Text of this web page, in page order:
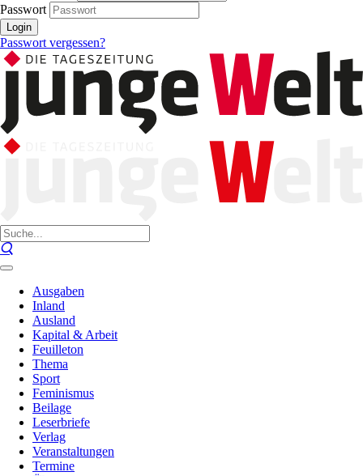
Passwort
Login
Passwort vergessen?
Ausgaben
Inland
Ausland
Kapital & Arbeit
Feuilleton
Thema
Sport
Feminismus
Beilage
Leserbriefe
Verlag
Veranstaltungen
Termine